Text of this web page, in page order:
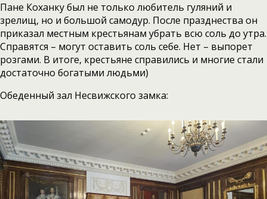
Пане Коханку был не только любитель гуляний и
зрелищ, но и большой самодур. После празднества он
приказал местным крестьянам убрать всю соль до утра.
Справятся – могут оставить соль себе. Нет – выпорет
розгами. В итоге, крестьяне справились и многие стали
достаточно богатыми людьми)
Обеденный зал Несвижского замка: